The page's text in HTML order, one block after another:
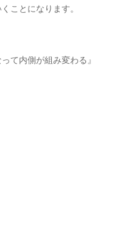
ことになります。
て内側が組み変わる』